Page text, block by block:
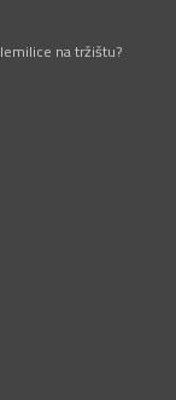
na tržištu?